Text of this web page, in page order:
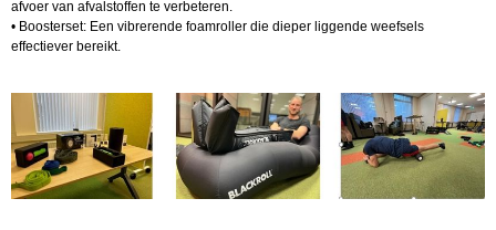
afvoer van afvalstoffen te verbeteren.
• Boosterset: Een vibrerende foamroller die dieper liggende weefsels
effectiever bereikt.